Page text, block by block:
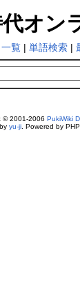
オン
一覧| 単語検索|
© 2001-2006 PukiWiki
yu-ji. Powered by